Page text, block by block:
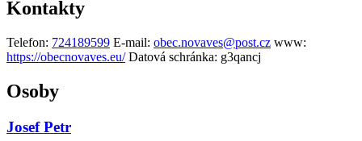
Kontakty
Telefon: 724189599 E-mail: obec.novaves@post.cz www:
https://obecnovaves.eu/ Datová schránka: g3qancj
Osoby
Josef Petr